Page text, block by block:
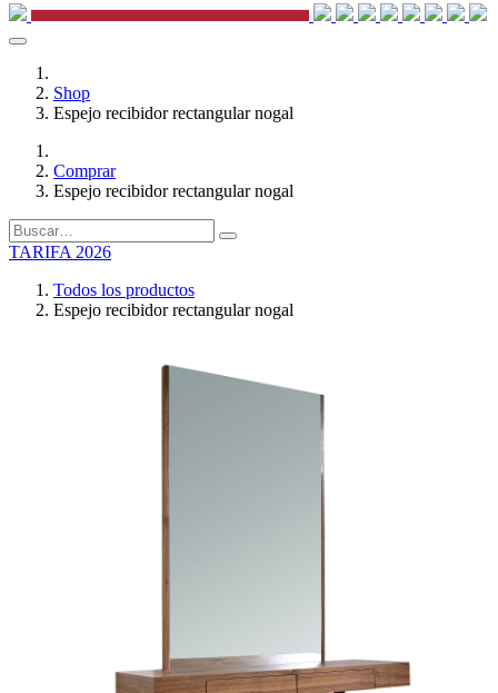
Shop
Espejo recibidor rectangular nogal
Comprar
Espejo recibidor rectangular nogal
TARIFA 2026
Todos los productos
Espejo recibidor rectangular nogal